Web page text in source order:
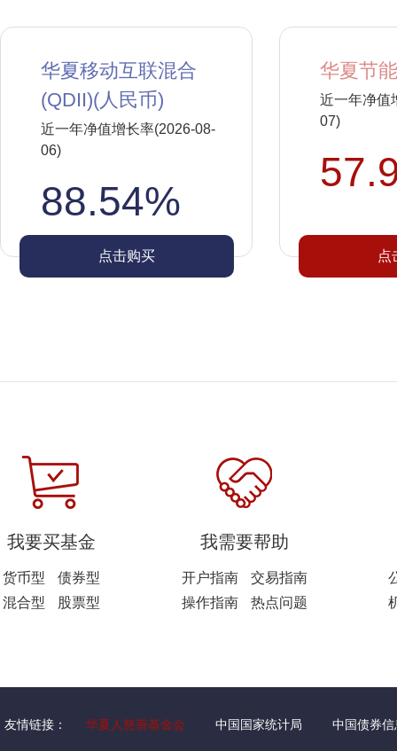
华夏移动互联混合
(QDII)(人民币)
近一年净值增长率(2026-08-
06)
88.54%
点击购买
华夏节
近一年净值
07)
点
我要买基金
货币型
债券型
混合型
股票型
我需要帮助
开户指南
交易指南
操作指南
热点问题
友情链接： 华夏人慈善基金会 中国国家统计局 中国债券信